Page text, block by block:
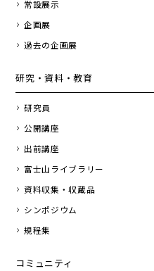
常設展示
企画展
過去の企画展
研究・資料・教育
研究員
公開講座
出前講座
富士山ライブラリー
資料収集・収蔵品
シンポジウム
規程集
コミュニティ